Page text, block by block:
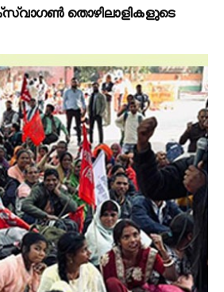
തൊഴിലാളികളുടെ